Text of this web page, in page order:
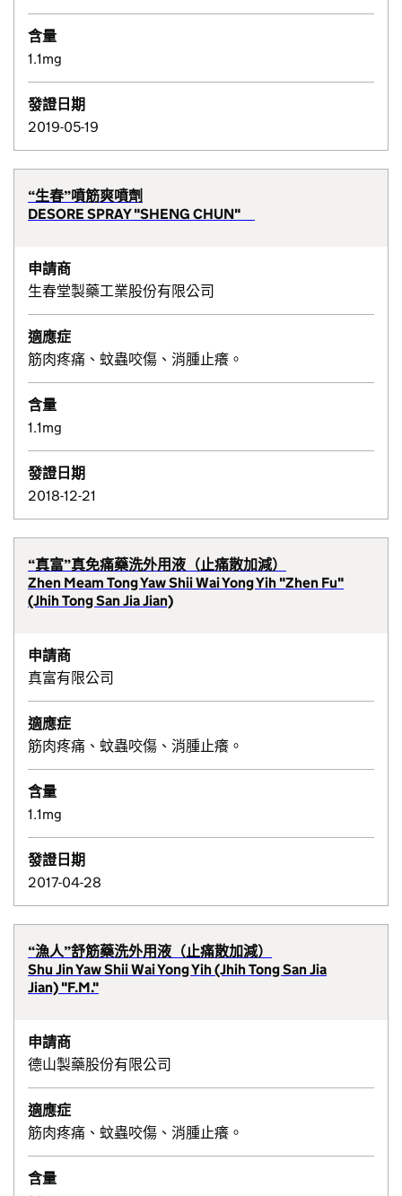
含量
1.1mg
發證日期
2019-05-19
“生春”噴筋爽噴劑
DESORE SPRAY "SHENG CHUN"
申請商
生春堂製藥工業股份有限公司
適應症
筋肉疼痛、蚊蟲咬傷、消腫止癢。
含量
1.1mg
發證日期
2018-12-21
“真富”真免痛藥洗外用液（止痛散加減）
Zhen Meam Tong Yaw Shii Wai Yong Yih "Zhen Fu"
(Jhih Tong San Jia Jian)
申請商
真富有限公司
適應症
筋肉疼痛、蚊蟲咬傷、消腫止癢。
含量
1.1mg
發證日期
2017-04-28
“漁人”舒筋藥洗外用液（止痛散加減）
Shu Jin Yaw Shii Wai Yong Yih (Jhih Tong San Jia
Jian) "F.M."
申請商
德山製藥股份有限公司
適應症
筋肉疼痛、蚊蟲咬傷、消腫止癢。
含量